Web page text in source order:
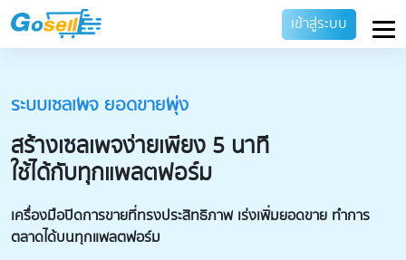
เข้าสู่ระบบ
ลีดเซลเพจ เก็บข้อมูลลูกค้าครบ
สร้างแบบฟอร์มได้อิสระ เก็บลีดง่าย
เครื่องมือเก็บข้อมูลลูกค้า พร้อมออก QR Code ลงทะเบียน / รับ
สิทธิ์โปรโมชัน ประยุกต์ใช้ได้ทุกธุรกิจ